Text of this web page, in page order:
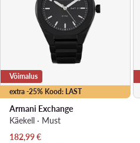
extra -25% Kood: LAST
Võimalus
Armani Exchange
Käekell · Must
Praegune hind
182,99€